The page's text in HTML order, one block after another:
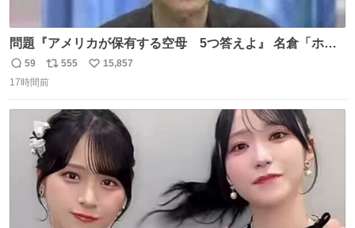
問題『アメリカが保有する空母 5つ答えよ』 名倉「ホン
マごめん、日本」
返
信
59
リ
ポ
ト
数
555
い
数
15,857
17時間前